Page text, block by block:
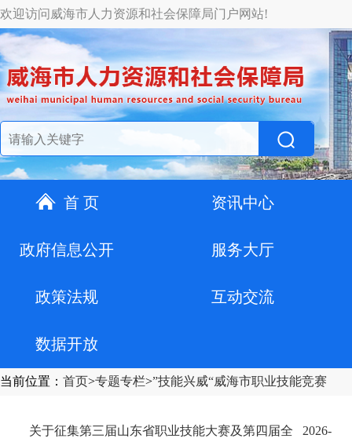
欢迎访问威海市人力资源和社会保障局门户网站!
首 页 资讯中心
政府信息公开 服务大厅
政策法规 互动交流
数据开放
当前位置： 首页>专题专栏>”技能兴威“威海市职业技能竞赛
​关于征集第三届山东省职业技能大赛及第四届全 2026-